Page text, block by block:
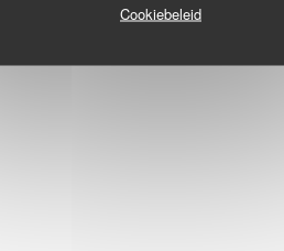
Cookiebeleid